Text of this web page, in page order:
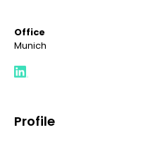
Office
Munich
Profile